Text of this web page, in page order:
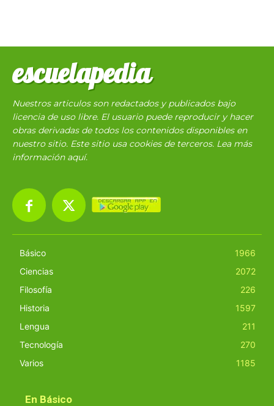
escuelapedia
Nuestros articulos son redactados y publicados bajo
licencia de uso libre. El usuario puede reproducir y hacer
obras derivadas de todos los contenidos disponibles en
nuestro sitio. Este sitio usa cookies de terceros. Lea más
información aquí.
Básico
1966
Ciencias
2072
Filosofía
226
Historia
1597
Lengua
211
Tecnología
270
Varios
1185
En Básico